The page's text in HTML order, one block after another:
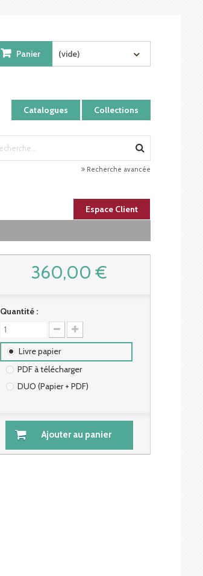
Catalogues Collections
Panier (vide)
Recherche avancée
Espace Client
360,00 €
Quantité :
Livre papier
PDF à télécharger
DUO (Papier + PDF)
Ajouter au panier